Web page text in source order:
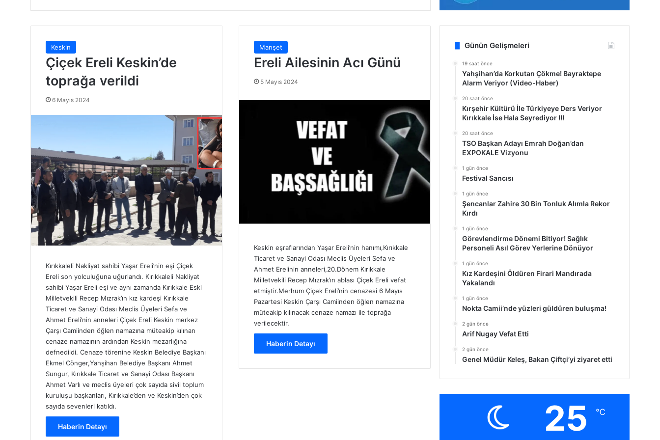
Keskin
Çiçek Ereli Keskin’de
toprağa verildi
6 Mayıs 2024
Kırıkkaleli Nakliyat sahibi Yaşar Ereli’nin eşi Çiçek
Ereli son yolculuğuna uğurlandı. Kırıkkaleli Nakliyat
sahibi Yaşar Ereli eşi ve aynı zamanda Kırıkkale Eski
Milletvekili Recep Mızrak’ın kız kardeşi Kırıkkale
Ticaret ve Sanayi Odası Meclis Üyeleri Sefa ve
Ahmet Ereli’nin anneleri Çiçek Ereli Keskin merkez
Çarşı Camiinden öğlen namazına müteakip kılınan
cenaze namazının ardından Keskin mezarlığına
defnedildi. Cenaze törenine Keskin Belediye Başkanı
Ekmel Cönger,Yahşihan Belediye Başkanı Ahmet
Sungur, Kırıkkale Ticaret ve Sanayi Odası Başkanı
Ahmet Varlı ve meclis üyeleri çok sayıda sivil toplum
kuruluşu başkanları, Kırıkkale’den ve Keskin’den çok
sayıda sevenleri katıldı.
Haberin Detayı
Manşet
Ereli Ailesinin Acı Günü
5 Mayıs 2024
Keskin eşraflarından Yaşar Ereli’nin hanımı,Kırıkkale
Ticaret ve Sanayi Odası Meclis Üyeleri Sefa ve
Ahmet Erelinin anneleri,20.Dönem Kırıkkale
Milletvekili Recep Mızrak’ın ablası Çiçek Ereli vefat
etmiştir.Merhum Çiçek Ereli’nin cenazesi 6 Mayıs
Pazartesi Keskin Çarşı Camiinden öğlen namazına
müteakip kılınacak cenaze namazı ile toprağa
verilecektir.
Haberin Detayı
Günün Gelişmeleri
19 saat önce
Yahşihan’da Korkutan Çökme! Bayraktepe
Alarm Veriyor (Video-Haber)
20 saat önce
Kırşehir Kültürü İle Türkiyeye Ders Veriyor
Kırıkkale İse Hala Seyrediyor !!!
20 saat önce
TSO Başkan Adayı Emrah Doğan’dan
EXPOKALE Vizyonu
1 gün önce
Festival Sancısı
1 gün önce
Şencanlar Zahire 30 Bin Tonluk Alımla Rekor
Kırdı
1 gün önce
Görevlendirme Dönemi Bitiyor! Sağlık
Personeli Asıl Görev Yerlerine Dönüyor
1 gün önce
Kız Kardeşini Öldüren Firari Mandırada
Yakalandı
1 gün önce
Nokta Camii’nde yüzleri güldüren buluşma!
2 gün önce
Arif Nugay Vefat Etti
2 gün önce
Genel Müdür Keleş, Bakan Çiftçi’yi ziyaret etti
25 ℃